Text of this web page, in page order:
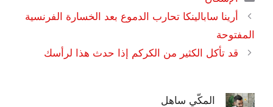
أرينا سابالينكا تحارب الدموع بعد الخسارة الفرنسية
المفتوحة
قد تأكل الكثير من الكركم إذا حدث هذا لرأسك
المكّي ساهل